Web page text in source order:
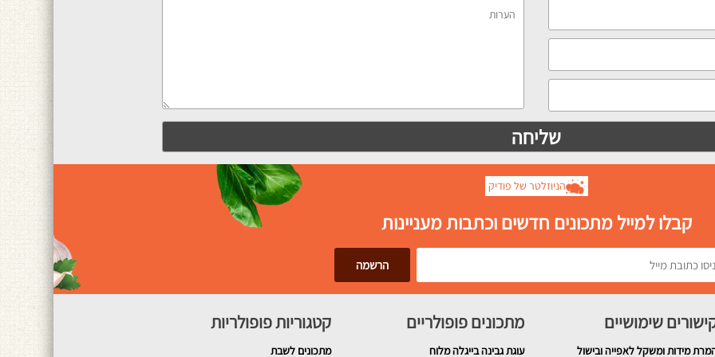
הניוזלטר של פודיק
קבלו למייל מתכונים חדשים וכתבות מעניינות
שימושיים
מידות ומשקל לאפייה ובישול
מתכונים פופולריים
עוגת גבינה בייגלה מלוח
קטגוריות פופולריות
מתכונים לשבת